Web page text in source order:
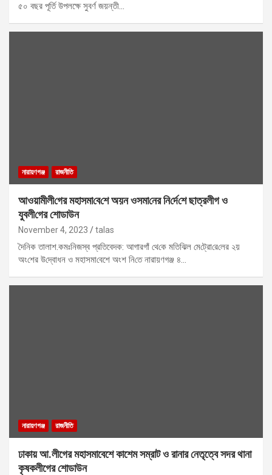
৫০ বছর পূর্তি উপলক্ষে সুবর্ণ জয়ন্তী…
নারায়ণগঞ্জ রাজনীতি
আওয়ামীলী‌গের মহাসমা‌বে‌শে অয়ন ওসমা‌নের নি‌র্দে‌শে ছাত্রলীগ ও
যুবলী‌গের শোডাউন
November 4, 2023 talas
দৈনিক তালাশ.কমঃনিজস্ব প্রতিবেদক: আগারগাঁ থে‌কে মতি‌ঝিল মে‌ট্রো‌রে‌লের ২য়
অং‌শের উ‌দ্বোধন ও মহাসমা‌বেশে অংশ নি‌তে নারায়ণগঞ্জ ৪…
নারায়ণগঞ্জ রাজনীতি
ঢাকায় আ.লীগের মহাসমাবেশে কাশেম সম্রাট ও রানার নেতৃত্বে সদর থানা
কৃষকলীগের শোডাউন